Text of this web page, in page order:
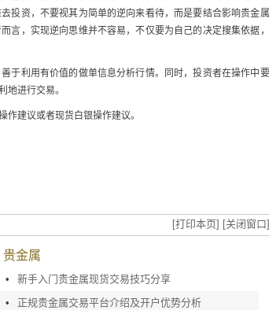
投资，不要视其为简单的逆向来看待，而是要结合影响贵金属
言，实现逆向思维并不容易，不仅要为自己的决定搜集依据，
于利用有价值的做单信息分析行情。同时，投资者在操作中要
地进行交易。
建议或者现货白银操作建议。
[打印本页] [关闭窗口]
贵金属
•
新手入门贵金属现货交易技巧分享
•
正规贵金属交易平台介绍及开户优势分析